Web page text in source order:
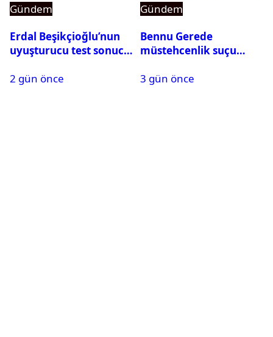
Gündem
Erdal Beşikçioğlu’nun
uyuşturucu test sonucu
2 gün önce
Gündem
Bennu Gerede
müstehcenlik suçu
alındı
3 gün önce